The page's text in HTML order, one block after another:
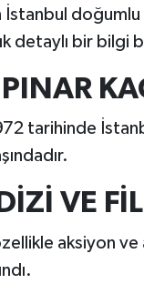
İstanbul
detaylı bir bilgi
tarihinde
VE
aksiyon